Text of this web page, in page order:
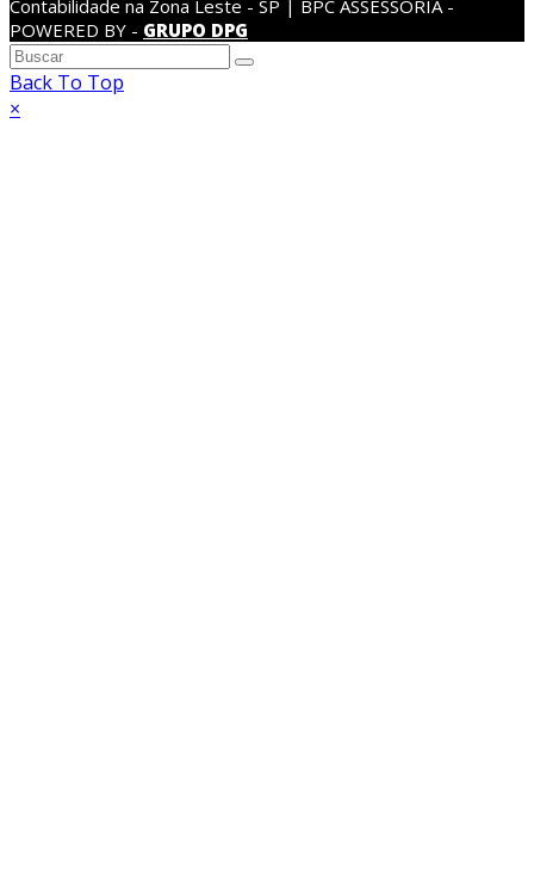
Contabilidade na Zona Leste - SP | BPC ASSESSORIA -
POWERED BY - GRUPO DPG
Back To Top
×